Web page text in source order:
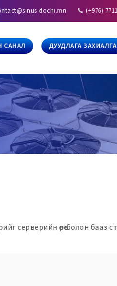
dochi.mn (+976)
САНАЛ ДУУДЛАГА ЗАХИАЛГА
серверийн өрөө болон бааз